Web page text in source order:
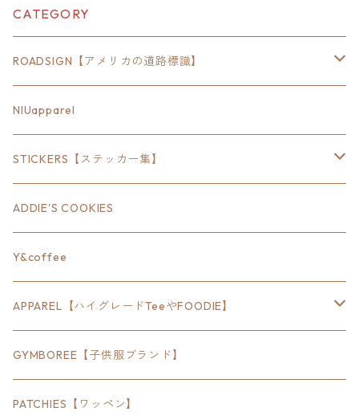
CATEGORY
ROADSIGN【アメリカの道路標識】
18inch×6inch
18inch×8inch
18inch×12inch
24inch×8inch
18inch×24inch
30inch×24inch
18inchオクタゴン八角形
NIUapparel
STICKERS【ステッカー集】
ステート
ハウス
クルマ
セキュリティ
アウトドア
ADDIE'S COOKIES
Y&coffee
APPAREL【ハイグレードTeeやFOODIE】
Bradley
SEWTS
POMONA
GYMBOREE【子供服ブランド】
PATCHIES【ワッペン】